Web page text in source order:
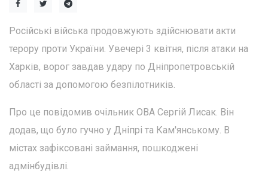
Російські війська продовжують здійснювати акти
терору проти України. Увечері 3 квітня, після атаки на
Харків, ворог завдав удару по Дніпропетровській
області за допомогою безпілотників.
Про це повідомив очільник ОВА Сергій Лисак. Він
додав, що було гучно у Дніпрі та Кам'янському. В
містах зафіксовані займання, пошкоджені
адмінбудівлі.